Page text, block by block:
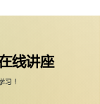
线讲座
习！